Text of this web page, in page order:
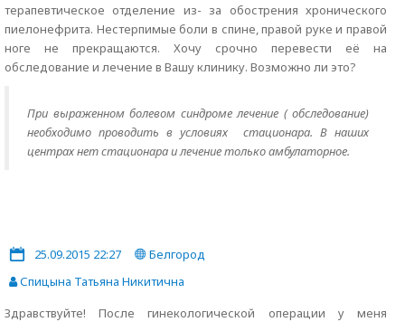
терапевтическое отделение из- за обострения хронического
пиелонефрита. Нестерпимые боли в спине, правой руке и правой
ноге не прекращаются. Хочу срочно перевести её на
обследование и лечение в Вашу клинику. Возможно ли это?
При выраженном болевом синдроме лечение ( обследование)
необходимо проводить в условиях стационара. В наших
центрах нет стационара и лечение только амбулаторное.
25.09.2015 22:27
Белгород
Спицына Татьяна Никитична
Здравствуйте! После гинекологической операции у меня